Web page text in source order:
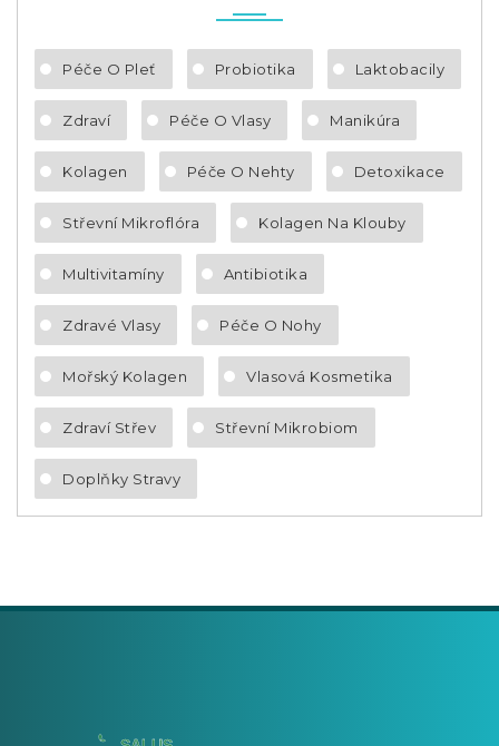
Péče O Pleť Probiotika Laktobacily
Zdraví Péče O Vlasy Manikúra
Kolagen Péče O Nehty Detoxikace
Střevní Mikroflóra Kolagen Na Klouby
Multivitamíny Antibiotika
Zdravé Vlasy Péče O Nohy
Mořský Kolagen Vlasová Kosmetika
Zdraví Střev Střevní Mikrobiom
Doplňky Stravy